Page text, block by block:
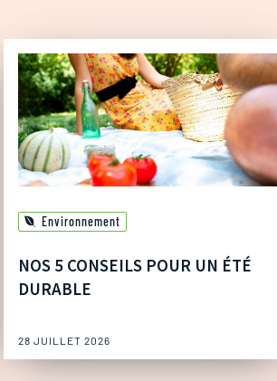
Environnement
NOS 5 CONSEILS POUR UN ÉTÉ
DURABLE
28 JUILLET 2026